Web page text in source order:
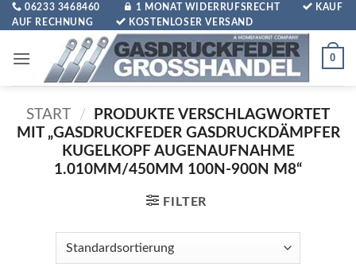
Zum
Inhalt
06233 3468460 1 MONAT WIDERRUFSRECHT
KAUF
AUF RECHNUNG
KOSTENLOSER VERSAND
0
START /
PRODUKTE VERSCHLAGWORTET
MIT „GASDRUCKFEDER GASDRUCKDÄMPFER
KUGELKOPF AUGENAUFNAHME
1.010MM/450MM 100N-900N M8“
FILTER